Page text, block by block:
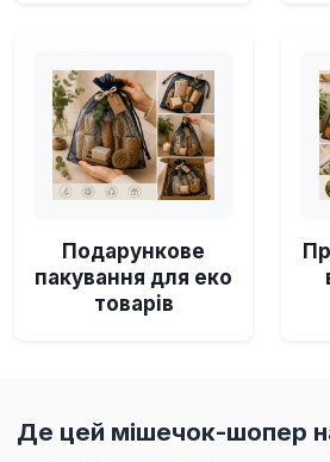
Подарункове
пакування для еко
товарів
Де цей мішечок-шопер